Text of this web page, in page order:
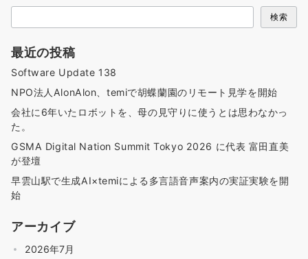
検索
最近の投稿
Software Update 138
NPO法人AlonAlon、temiで胡蝶蘭園のリモート見学を開始
会社に6年いたロボットを、母の見守りに使うとは思わなかっ
た。
GSMA Digital Nation Summit Tokyo 2026 に代表 富田直美
が登壇
早雲山駅で生成AI×temiによる多言語音声案内の実証実験を開
始
アーカイブ
2026年7月